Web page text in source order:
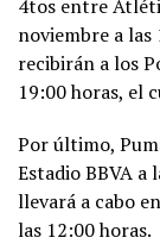
4tos entre
noviembre a las
recibirán a los
19:00 horas, el
Por último,
Estadio BBVA a
llevará a cabo
las 12:00 horas.